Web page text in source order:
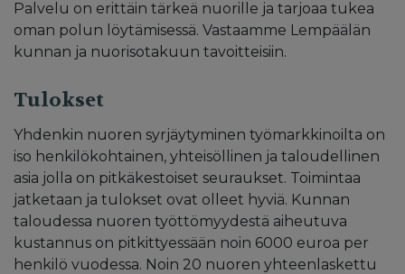
Palvelu on erittäin tärkeä nuorille ja tarjoaa tukea
oman polun löytämisessä. Vastaamme Lempäälän
kunnan ja nuorisotakuun tavoitteisiin.
Tulokset
Yhdenkin nuoren syrjäytyminen työmarkkinoilta on
iso henkilökohtainen, yhteisöllinen ja taloudellinen
asia jolla on pitkäkestoiset seuraukset. Toimintaa
jatketaan ja tulokset ovat olleet hyviä. Kunnan
taloudessa nuoren työttömyydestä aiheutuva
kustannus on pitkittyessään noin 6000 euroa per
henkilö vuodessa. Noin 20 nuoren yhteenlaskettu